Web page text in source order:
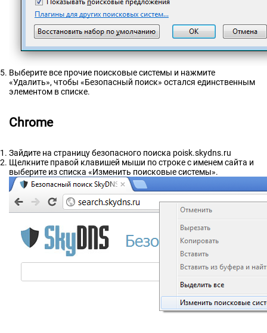
Выберите все прочие поисковые системы и нажмите
«Удалить», чтобы «Безопасный поиск» остался единственным
элементом в списке.
Chrome
Зайдите на страницу безопасного поиска poisk.skydns.ru
Щелкните правой клавишей мыши по строке с именем сайта и
выберите из списка «Изменить поисковые системы».